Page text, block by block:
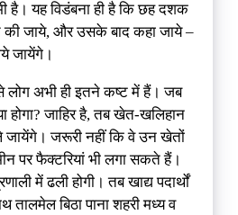
है। यह विडंबना ही है कि छह दशक
की जाये, और उसके बाद कहा जाये –
जायेंगे।
लोग अभी ही इतने कष्ट में हैं। जब
होगा? जाहिर है, तब खेत-खलिहान
जायेंगे। जरूरी नहीं कि वे उन खेतों
पर फैक्टरियां भी लगा सकते हैं।
में ढली होगी। तब खाद्य पदार्थों
बिठा पाना शहरी मध्य व